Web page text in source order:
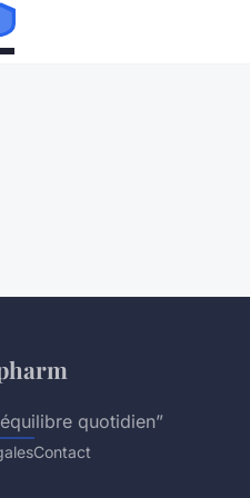
quotidien”
Contact